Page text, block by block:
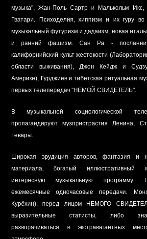
музыка", Жан-Поль Сартр и Малькольм
Гватари. Психоделия, хиппизм и их гуру
музыкальный футуризм и дадаизм, новая
и ранний фашизм. Сан Ра -
калифорнийский культ жестокости
области выживания), Джон Кейдж и
Америке), Гурджиев и тибетская ритуальная
первых телепередач "НЕМОЙ СВИДЕТЕЛЬ".
В музыкальной социологической
пропагандируют музпристрастия Ленина,
Гевары.
Широкая эрудиция авторов, фантазия и
материала, богатый иллюстративный
интересную музыкальную программу.
ежемесячные одночасовые передачи.
Курёхин), перед лицом НЕМОГО
выразительные статисты, либо
разворачиваться в экстравагантных